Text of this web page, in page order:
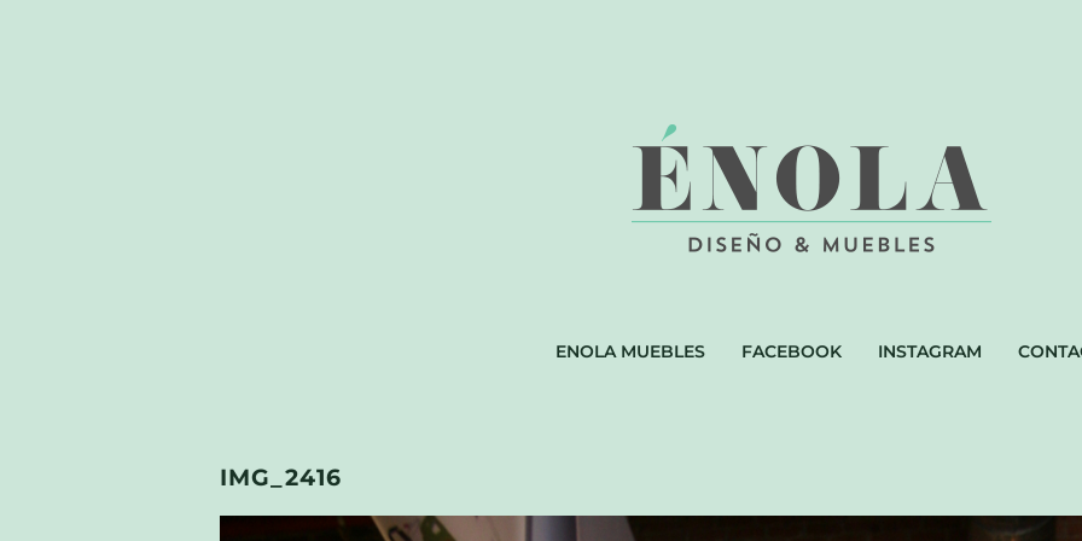
ENOLA MUEBLES FACEBOOK INSTAGRAM
IMG_2416